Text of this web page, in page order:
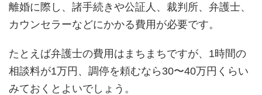
離婚に際し、諸手続きや公証人、裁判所、弁護士、
カウンセラーなどにかかる費用が必要です。
たとえば弁護士の費用はまちまちですが、1時間の
相談料が1万円、調停を頼むなら30〜40万円くらい
みておくとよいでしょう。